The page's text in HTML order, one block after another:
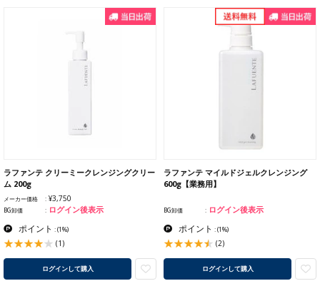
ラファンテ クリーミークレンジングクリー
ム 200g
メーカー価格 ¥3,750
BG卸価 ログイン後表示
ポイント :(1%)
(1)
ログインして購入
ラファンテ マイルドジェルクレンジング
600g【業務用】
BG卸価 ログイン後表示
ポイント :(1%)
(2)
ログインして購入